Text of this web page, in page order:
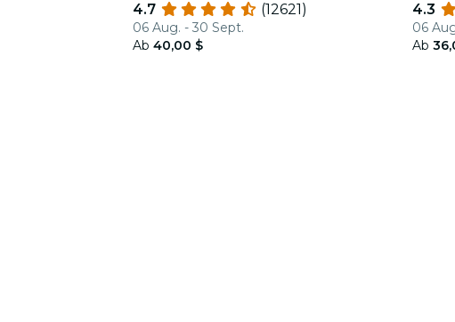
4.7
(12621)
06 Aug. - 30 Sept.
Ab 40,00 $
4.3
06
Ab